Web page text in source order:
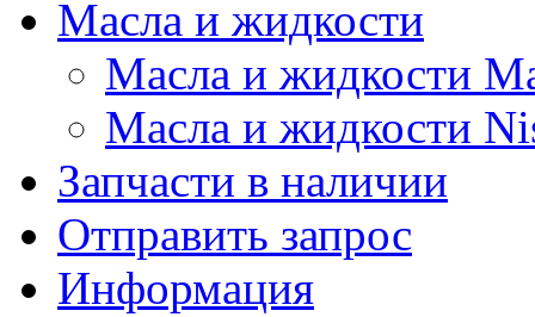
Масла и жидкости
Масла и жидкости
Масла и жидкости
Запчасти в наличии
Отправить запрос
Информация